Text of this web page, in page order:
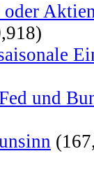
und